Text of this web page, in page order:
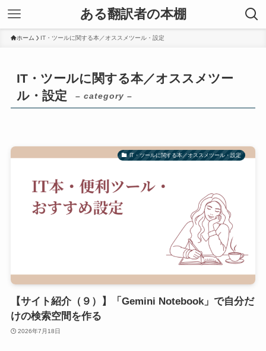
ある翻訳者の本棚
ホーム IT・ツールに関する本／オススメツール・設定
IT・ツールに関する本／オススメツー
ル・設定
– category –
IT・ツールに関する本／オススメツール・設定
【サイト紹介（９）】「Gemini Notebook」で自分だ
けの検索空間を作る
2026年7月18日